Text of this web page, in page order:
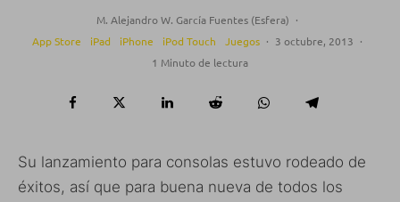
M. Alejandro W. García Fuentes (Esfera) ·
App Store
iPad iPhone iPod Touch Juegos · 3 octubre, 2013 ·
1 Minuto de lectura
Su lanzamiento para consolas estuvo rodeado de
éxitos, así que para buena nueva de todos los